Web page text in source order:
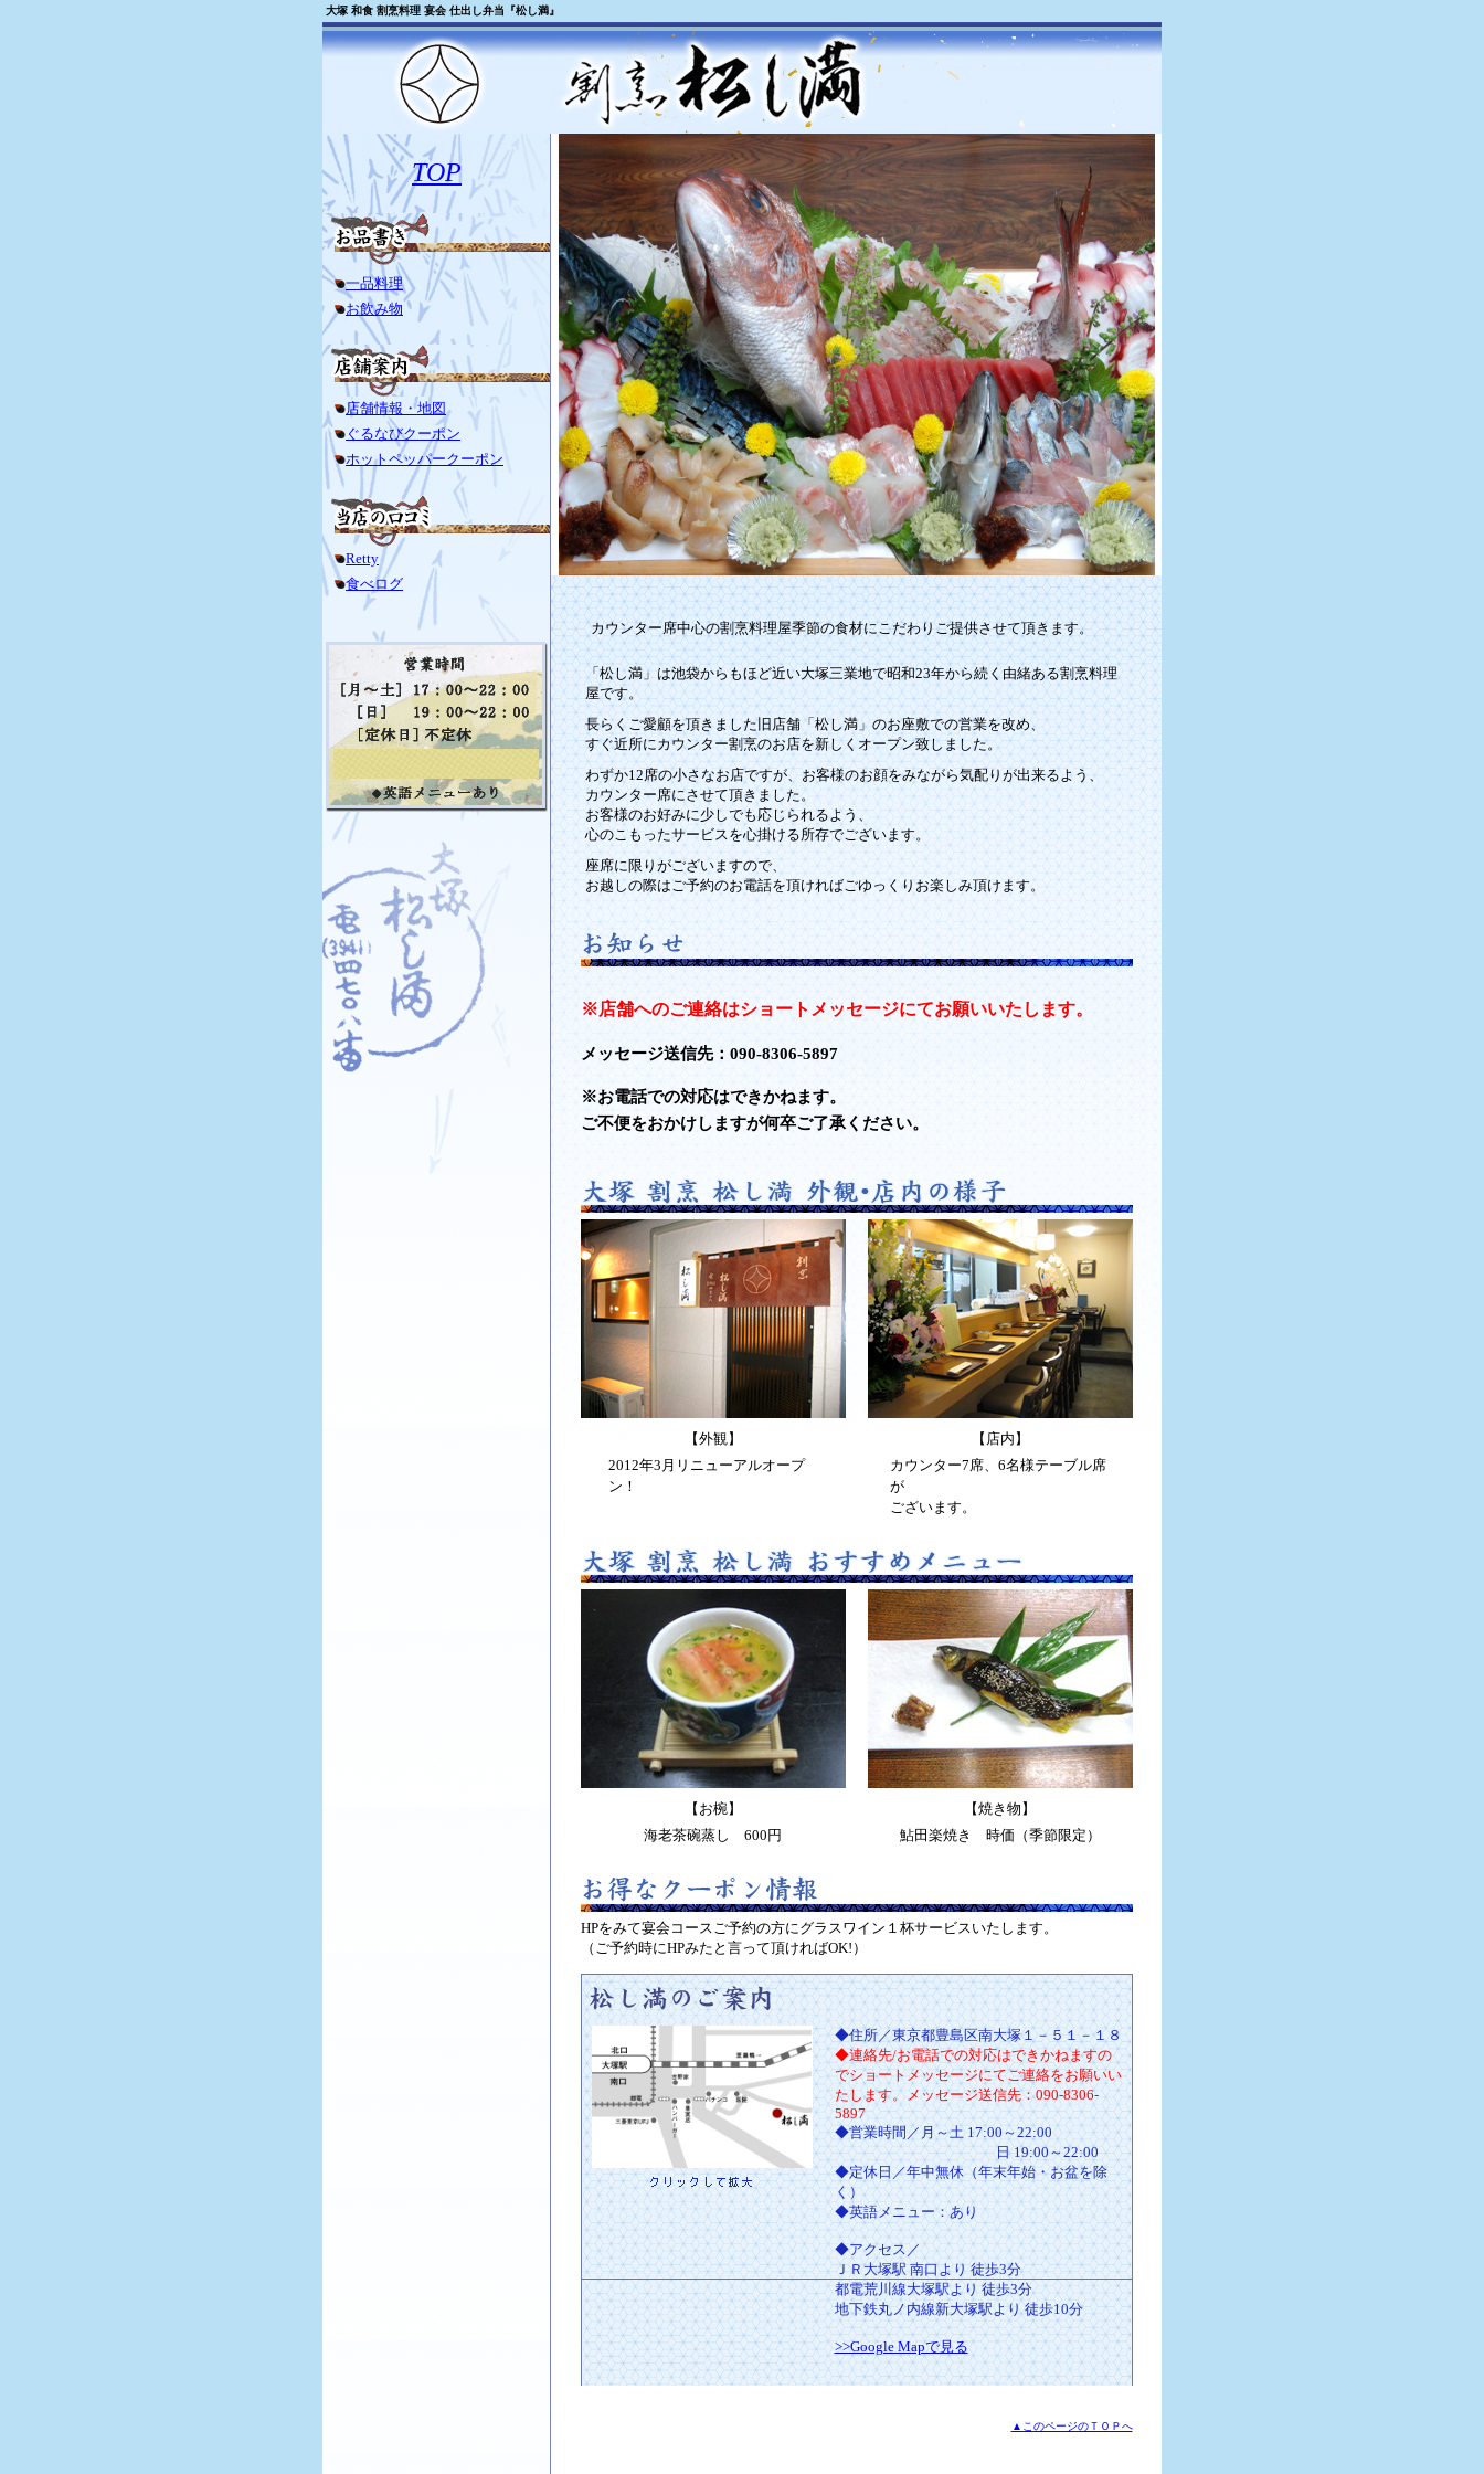
大塚 和食 割烹料理 宴会 仕出し弁当『松し満』
TOP
一品料理
お飲み物
店舗情報・地図
ぐるなびクーポン
ホットペッパークーポン
Retty
食べログ
カウンター席中心の割烹料理屋季節の食材にこだわりご提供させて頂きます。
「松し満」は池袋からもほど近い大塚三業地で昭和23年から続く由緒ある割烹料理
屋です。
長らくご愛顧を頂きました旧店舗「松し満」のお座敷での営業を改め、
すぐ近所にカウンター割烹のお店を新しくオープン致しました。
わずか12席の小さなお店ですが、お客様のお顔をみながら気配りが出来るよう、
カウンター席にさせて頂きました。
お客様のお好みに少しでも応じられるよう、
心のこもったサービスを心掛ける所存でございます。
座席に限りがございますので、
お越しの際はご予約のお電話を頂ければごゆっくりお楽しみ頂けます。
※店舗へのご連絡はショートメッセージにてお願いいたします。
メッセージ送信先：090-8306-5897
※お電話での対応はできかねます。
ご不便をおかけしますが何卒ご了承ください。
【外観】
2012年3月リニューアルオープ
ン！
【店内】
カウンター7席、6名様テーブル席
が
ございます。
【お椀】
海老茶碗蒸し 600円
【焼き物】
鮎田楽焼き 時価（季節限定）
HPをみて宴会コースご予約の方にグラスワイン１杯サービスいたします。
（ご予約時にHPみたと言って頂ければOK!）
◆住所／東京都豊島区南大塚１－５１－１８
◆連絡先/お電話での対応はできかねますの
でショートメッセージにてご連絡をお願いい
たします。メッセージ送信先：090-8306-
5897
◆営業時間／月～土 17:00～22:00
日 19:00～22:00
◆定休日／年中無休（年末年始・お盆を除
く）
◆英語メニュー：あり
◆アクセス／
ＪＲ大塚駅 南口より 徒歩3分
都電荒川線大塚駅より 徒歩3分
地下鉄丸ノ内線新大塚駅より 徒歩10分
>>Google Mapで見る
▲このページのＴＯＰへ